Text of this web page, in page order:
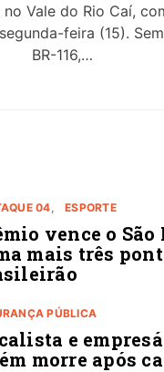
Vale do Rio Caí,
feira (15).
BR-116,…
04 ESPORTE
vence o São
mais três
PÚBLICA
e
morre após